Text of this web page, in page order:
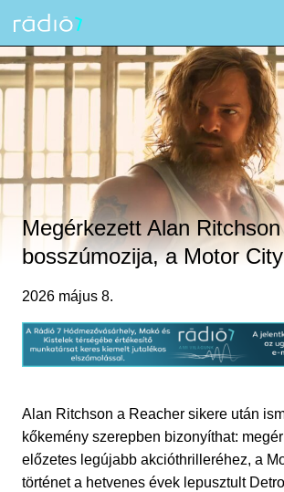
content
Megérkezett Alan Ritchson
bosszúmozija, a Motor
2026 május 8.
Alan Ritchson a Reacher sikere után
kőkemény szerepben bizonyíthat:
előzetes legújabb akcióthrilleréhez, a
történet a hetvenes évek lepusztult